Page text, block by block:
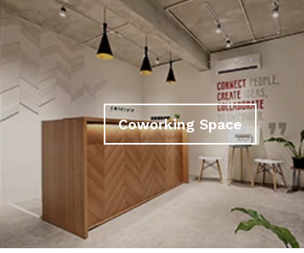
Coworking Space